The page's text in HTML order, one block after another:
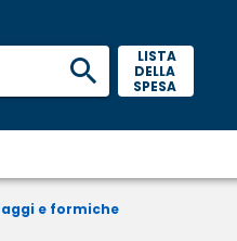
LISTA
DELLA
SPESA
e formiche